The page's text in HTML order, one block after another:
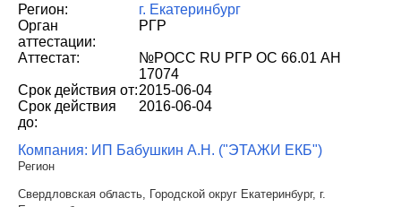
Регион:
г. Екатеринбург
Орган
аттестации:
РГР
Аттестат:
№РОСС RU РГР ОС 66.01 АН
17074
Срок действия от:2015-06-04
Срок действия
до:
2016-06-04
Компания: ИП Бабушкин А.Н. ("ЭТАЖИ ЕКБ")
Регион
Свердловская область, Городской округ Екатеринбург, г.